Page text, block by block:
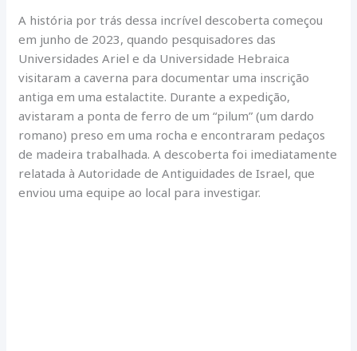
A história por trás dessa incrível descoberta começou
em junho de 2023, quando pesquisadores das
Universidades Ariel e da Universidade Hebraica
visitaram a caverna para documentar uma inscrição
antiga em uma estalactite. Durante a expedição,
avistaram a ponta de ferro de um “pilum” (um dardo
romano) preso em uma rocha e encontraram pedaços
de madeira trabalhada. A descoberta foi imediatamente
relatada à Autoridade de Antiguidades de Israel, que
enviou uma equipe ao local para investigar.